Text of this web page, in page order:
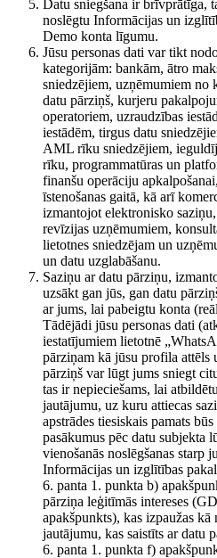
Datu sniegšana ir brīvprātīga,
noslēgtu Informācijas un
Demo konta līgumu.
Jūsu personas dati var tikt
kategorijām: bankām, ātro
sniedzējiem, uzņēmumiem no
datu pārziņš, kurjeru
operatoriem, uzraudzības
iestādēm, tirgus datu
AML rīku sniedzējiem,
rīku, programmatūras un
finanšu operāciju
īstenošanas gaitā, kā arī
izmantojot elektronisko
revīzijas uzņēmumiem,
lietotnes sniedzējam un
un datu uzglabāšanu.
Saziņu ar datu pārziņu,
uzsākt gan jūs, gan datu
ar jums, lai pabeigtu konta
Tādējādi jūsu personas dati
iestatījumiem lietotnē
pārziņam kā jūsu profila attēls
pārziņš var lūgt jums sniegt
tas ir nepieciešams, lai
jautājumu, uz kuru attiecas
apstrādes tiesiskais pamats
pasākumus pēc datu subjekta
vienošanās noslēgšanas starp
Informācijas un izglītības
6. panta 1. punkta b)
pārziņa leģitīmās intereses
apakšpunkts), kas izpaužas
jautājumu, kas saistīts ar datu
6. panta 1. punkta f)